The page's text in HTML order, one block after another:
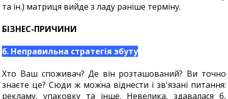
та ін.) матриця вийде з ладу раніше терміну.
БІЗНЕС-ПРИЧИНИ
6. Неправильна стратегія збуту
Хто Ваш споживач? Де він розташований? Ви точно
знаєте це? Сюди ж можна віднести і зв'язані питання:
рекламу, упаковку та інше. Невелика, здавалася б,